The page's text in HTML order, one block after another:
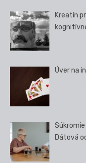
Kreatín
Úver na
Dátová